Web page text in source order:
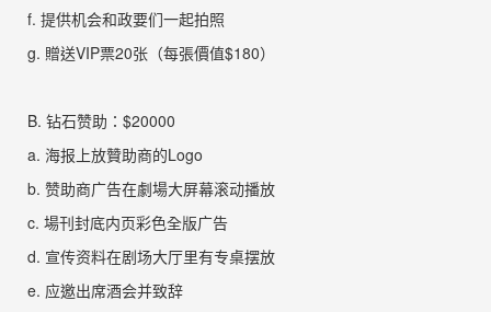
f. 提供机会和政要们一起拍照
g. 贈送VIP票20张 （每張價值$180）
B. 钻石赞助： $20000
a. 海报上放贊助商的Logo
b. 赞助商广告在劇場大屏幕滚动播放
c. 場刊封底内页彩色全版广告
d. 宣传资料在剧场大厅里有专桌摆放
e. 应邀出席酒会并致辞